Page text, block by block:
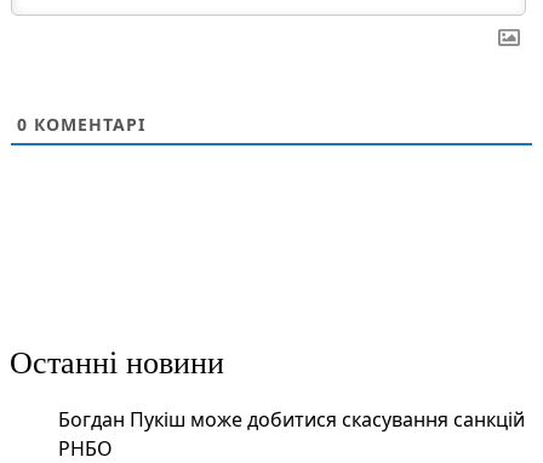
0 КОМЕНТАРІ
Останні новини
Богдан Пукіш може добитися скасування санкцій
РНБО